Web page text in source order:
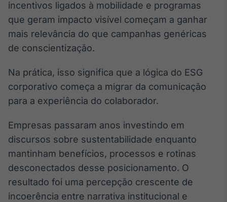
incentivos ligados à mobilidade e programas
que geram impacto visível começam a ganhar
mais relevância do que campanhas genéricas
de conscientização.
Na prática, isso significa que a lógica do ESG
corporativo começa a migrar da comunicação
para a experiência do colaborador.
Empresas passaram anos investindo em
discursos sobre sustentabilidade enquanto
mantinham benefícios, processos e rotinas
desconectados desse posicionamento. O
resultado foi uma percepção crescente de
incoerência entre narrativa institucional e